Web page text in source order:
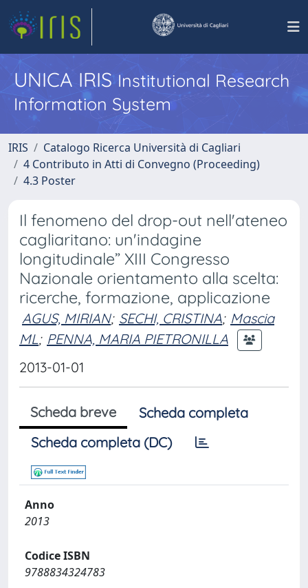
UNICA IRISInstitutional Research
Information System
IRIS
Catalogo Ricerca Università di Cagliari
4 Contributo in Atti di Convegno (Proceeding)
4.3 Poster
Il fenomeno del drop-out nell'ateneo
cagliaritano: un'indagine
longitudinale” XIII Congresso
Nazionale orientamento alla scelta:
ricerche, formazione, applicazione
AGUS, MIRIAN; SECHI, CRISTINA; Mascia
ML; PENNA, MARIA PIETRONILLA
2013-01-01
Scheda breve
Scheda completa
Scheda completa (DC)
Anno
2013
Codice ISBN
9788834324783